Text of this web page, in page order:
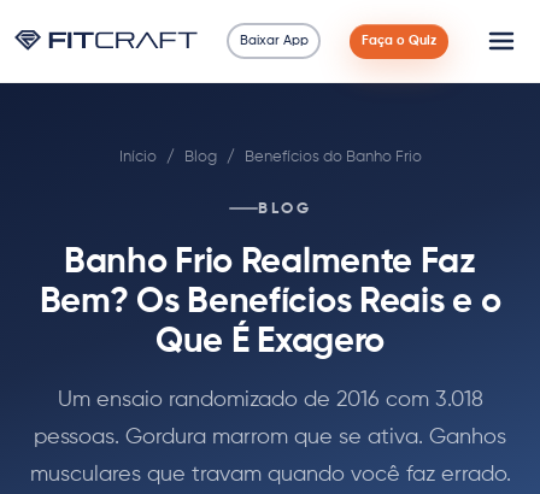
Baixar App Faça o Quiz
90 Dias
Início / Blog / Benefícios do Banho Frio
BLOG
Banho Frio Realmente Faz
Bem? Os Benefícios Reais e o
Que É Exagero
Um ensaio randomizado de 2016 com 3.018
pessoas. Gordura marrom que se ativa. Ganhos
musculares que travam quando você faz errado.